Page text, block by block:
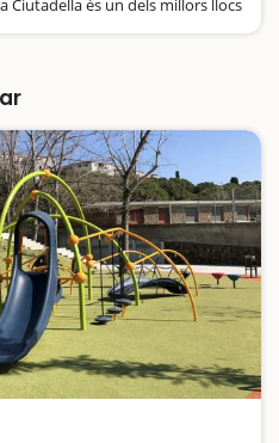
Ciutadella és un dels millors llocs
verds, activitats infantils i…